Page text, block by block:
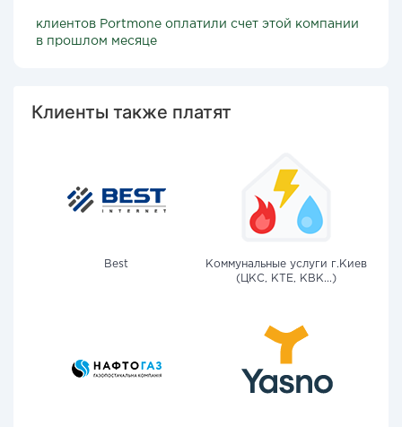
клиентов Portmone оплатили счет этой компании
в прошлом месяце
Клиенты также платят
Best
Коммунальные услуги г.Киев
(ЦКС, КТЕ, КВК...)